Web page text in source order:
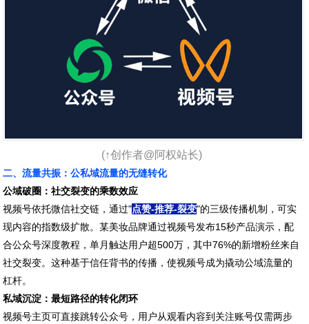
(↑创作者@阿权站长)
二、流量共振：公私域流量的无缝转化
公域破圈：社交裂变的乘数效应
视频号依托微信社交链，通过"点赞-推荐-裂变"的三级传播机制，可实
现内容的指数级扩散。某美妆品牌通过视频号发布15秒产品演示，配
合公众号深度教程，单月触达用户超500万，其中76%的新增粉丝来自
社交裂变。这种基于信任背书的传播，使视频号成为撬动公域流量的
杠杆。
私域沉淀：最短路径的转化闭环
视频号主页可直接跳转公众号，用户从观看内容到关注账号仅需两步